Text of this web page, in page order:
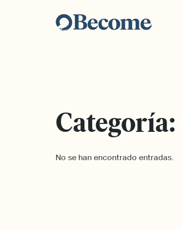
Categoría:
No se han encontrado entradas.